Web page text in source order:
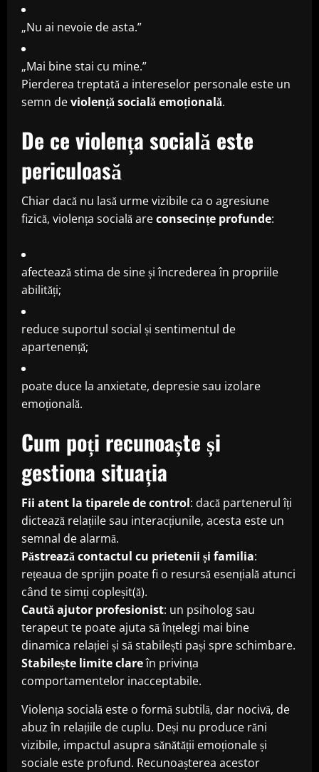
„Nu ai nevoie de asta.”
„Mai bine stai cu mine.”
Pierderea treptată a intereselor personale este un
semn deviolență socială emoțională.
De ce violența socială este
periculoasă
Chiar dacă nu lasă urme vizibile ca o agresiune
fizică, violența socială areconsecințe profunde:
afectează stima de sine și încrederea în propriile
abilități;
reduce suportul social și sentimentul de
apartenență;
poate duce la anxietate, depresie sau izolare
emoțională.
Cum poți recunoaște și
gestiona situația
Fii atent la tiparele de control: dacă partenerul îți
dictează relațiile sau interacțiunile, acesta este un
semnal de alarmă.
Păstrează contactul cu prietenii și familia:
rețeaua de sprijin poate fi o resursă esențială atunci
când te simți copleșit(ă).
Caută ajutor profesionist: un psiholog sau
terapeut te poate ajuta să înțelegi mai bine
dinamica relației și să stabilești pași spre schimbare.
Stabilește limite clareîn privința
comportamentelor inacceptabile.
Violența socială este o formă subtilă, dar nocivă, de
abuz în relațiile de cuplu. Deși nu produce răni
vizibile, impactul asupra sănătății emoționale și
sociale este profund. Recunoașterea acestor